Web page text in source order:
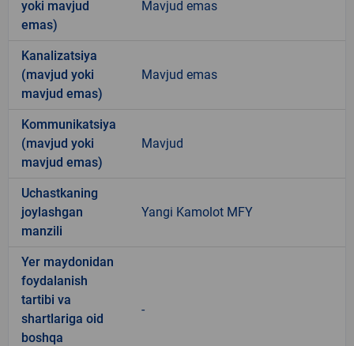
yoki mavjud
emas)
Mavjud emas
Kanalizatsiya
(mavjud yoki
mavjud emas)
Mavjud emas
Kommunikatsiya
(mavjud yoki
mavjud emas)
Mavjud
Uchastkaning
joylashgan
manzili
Yangi Kamolot MFY
Yer maydonidan
foydalanish
tartibi va
shartlariga oid
boshqa
-